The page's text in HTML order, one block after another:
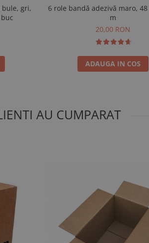
bule, gri,
6 role bandă adezivă maro,
m
20,00 RON
ADAUGA IN COS
AU CUMPARAT